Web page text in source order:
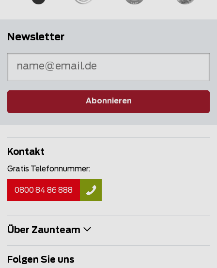
Newsletter
Abonnieren
Kontakt
Gratis Telefonnummer:
0800 84 86 888
Über Zaunteam
Folgen Sie uns